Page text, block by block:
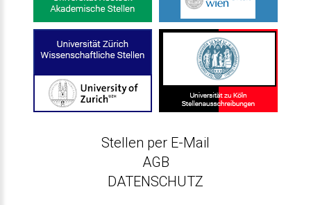
Stellen per E-Mail
AGB
DATENSCHUTZ